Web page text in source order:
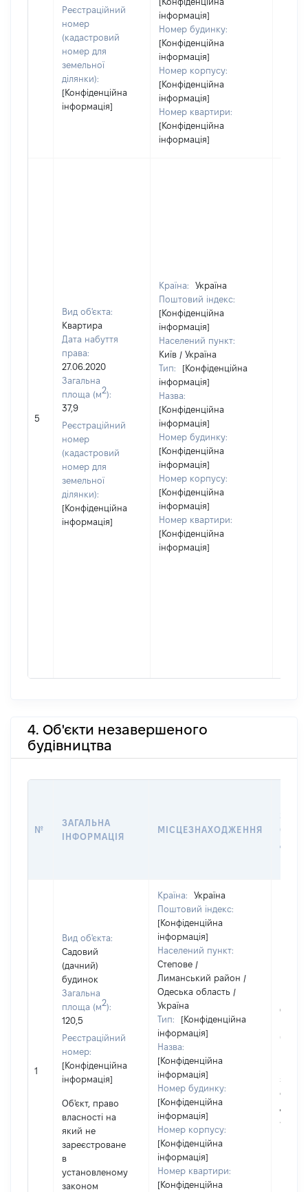
Реєстраційний
номер
(кадастровий
номер для
земельної
ділянки):
[Конфіденційна
інформація]
інформація]
Номер будинку:
[Конфіденційна
інформація]
Номер корпусу:
[Конфіденційна
інформація]
Номер квартири:
[Конфіденційна
інформація]
5
Вид об'єкта:
Квартира
Дата набуття
права:
27.06.2020
Загальна
площа (м2):
37,9
Реєстраційний
номер
(кадастровий
номер для
земельної
ділянки):
[Конфіденційна
інформація]
Країна:
Україна
Поштовий індекс:
[Конфіденційна
інформація]
Населений пункт:
Київ / Україна
Тип:
[Конфіденційна
інформація]
Назва:
[Конфіденційна
інформація]
Номер будинку:
[Конфіденційна
інформація]
Номер корпусу:
[Конфіденційна
інформація]
Номер квартири:
[Конфіденційна
інформація]
4. Об'єкти незавершеного
будівництва
№
ЗАГАЛЬНА
ІНФОРМАЦІЯ
МІСЦЕЗНАХОДЖЕННЯ
1
Вид об'єкта:
Садовий
(дачний)
будинок
Загальна
площа (м2):
120,5
Реєстраційний
номер:
[Конфіденційна
інформація]
Об'єкт, право
власності на
який не
зареєстроване
в
установленому
законом
Країна:
Україна
Поштовий індекс:
[Конфіденційна
інформація]
Населений пункт:
Степове /
Лиманський район /
Одеська область /
Україна
Тип:
[Конфіденційна
інформація]
Назва:
[Конфіденційна
інформація]
Номер будинку:
[Конфіденційна
інформація]
Номер корпусу:
[Конфіденційна
інформація]
Номер квартири:
[Конфіденційна
Об'єкт
за
або